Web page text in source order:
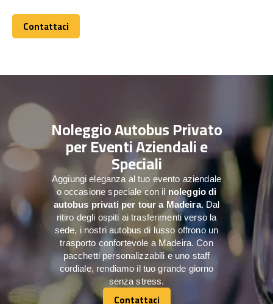
Contattaci
Contattaci
Noleggio Autobus Privato
per Eventi Aziendali e
Speciali
Aggiungi eleganza al tuo evento aziendale
o occasione speciale con il noleggio di
autobus privati per tour a Madeira. Dal
ritiro degli ospiti ai trasferimenti verso la
sede, i nostri autobus di lusso offrono un
trasporto confortevole a Madeira. Con
pacchetti personalizzabili e uno staff
cordiale, rendiamo il tuo grande giorno
senza stress.
Contattaci